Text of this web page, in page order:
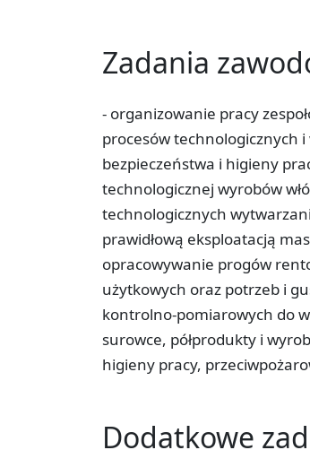
Zadania
- organizowanie pracy
procesów technologicznych
bezpieczeństwa i higieny
technologicznej wyrobów
technologicznych
prawidłową eksploatacją
opracowywanie progów
użytkowych oraz potrzeb i
kontrolno-pomiarowych do
surowce, półprodukty i
higieny pracy,
Dodatkowe